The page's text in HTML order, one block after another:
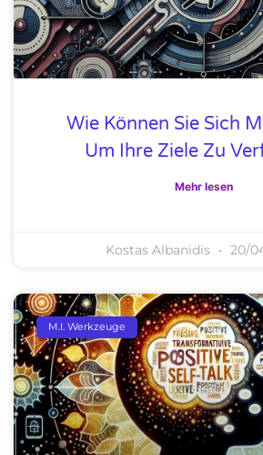
Wie Können Sie Sich
Um Ihre Ziele Zu
Mehr lesen
Kostas Albanidis 20/
M.I. Werkzeuge